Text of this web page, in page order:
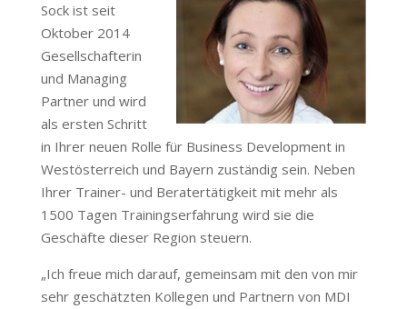
Sock ist seit
Oktober 2014
Gesellschafterin
und Managing
Partner und wird
als ersten Schritt
in Ihrer neuen Rolle für Business Development in
Westösterreich und Bayern zuständig sein. Neben
Ihrer Trainer- und Beratertätigkeit mit mehr als
1500 Tagen Trainingserfahrung wird sie die
Geschäfte dieser Region steuern.
„Ich freue mich darauf, gemeinsam mit den von mir
sehr geschätzten Kollegen und Partnern von MDI